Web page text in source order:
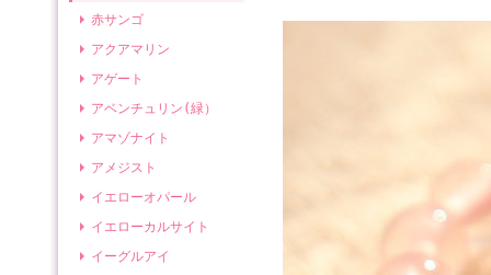
赤サンゴ
アクアマリン
アゲート
アベンチュリン(緑）
アマゾナイト
アメジスト
イエローオパール
イエローカルサイト
イーグルアイ